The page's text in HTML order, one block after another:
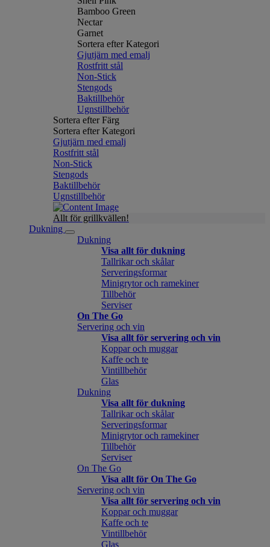
Bamboo Green
Nectar
Garnet
Sortera efter Kategori
Gjutjärn med emalj
Rostfritt stål
Non-Stick
Stengods
Baktillbehör
Ugnstillbehör
Sortera efter Färg
Sortera efter Kategori
Gjutjärn med emalj
Rostfritt stål
Non-Stick
Stengods
Baktillbehör
Ugnstillbehör
Allt för grillkvällen!
Dukning
Dukning
Visa allt för dukning
Tallrikar och skålar
Serveringsformar
Minigrytor och ramekiner
Tillbehör
Serviser
On The Go
Servering och vin
Visa allt för servering och vin
Koppar och muggar
Kaffe och te
Vintillbehör
Glas
Dukning
Visa allt för dukning
Tallrikar och skålar
Serveringsformar
Minigrytor och ramekiner
Tillbehör
Serviser
On The Go
Visa allt för On The Go
Servering och vin
Visa allt för servering och vin
Koppar och muggar
Kaffe och te
Vintillbehör
Glas